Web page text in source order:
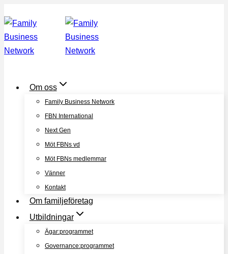
to
content
Om oss
Family Business Network
FBN International
Next Gen
Möt FBNs vd
Möt FBNs medlemmar
Vänner
Kontakt
Om familjeföretag
Utbildningar
Ägar:programmet
Governance:programmet